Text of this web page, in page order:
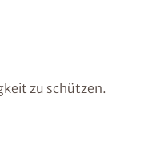
zu schützen.